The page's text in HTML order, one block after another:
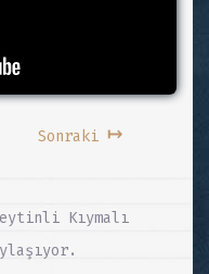
Sonraki ↦
Kıymalı